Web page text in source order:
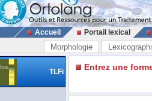
Accueil Portail lexical
Morphologie
TLFi Entrez une